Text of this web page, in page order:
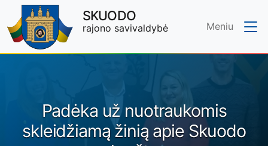
Skip to main content
SKUODO
rajono savivaldybė Meniu
Padėka už nuotraukomis
skleidžiamą žinią apie Skuodo